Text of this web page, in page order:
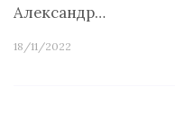
Александр…
18/11/2022